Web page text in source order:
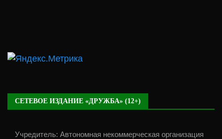
СЕТЕВОЕ ИЗДАНИЕ «ДРУЖБА» (12+)
Учредитель: Автономная некоммерческая организация